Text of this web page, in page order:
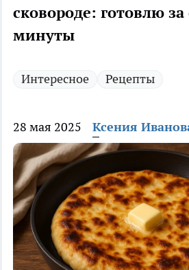
сковороде: готовлю
минуты
Интересное Рецепты
28 мая 2025 Ксения